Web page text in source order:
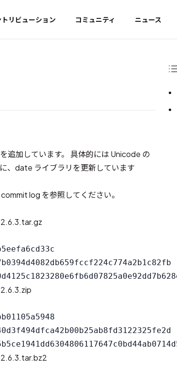
トリビューション コミュニティ ニュース
追加しています。 具体的には Unicode の
、date ライブラリを更新しています
commit log を参照してください。